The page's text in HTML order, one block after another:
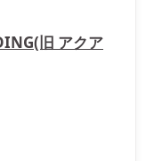
旧 アクア